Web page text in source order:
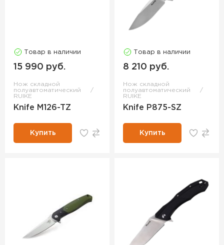
Товар в наличии
15 990 руб.
Нож складной
полуавтоматический
RUIKE
Knife M126-TZ
Купить
Товар в наличии
8 210 руб.
Нож складной
полуавтоматический
RUIKE
Knife P875-SZ
Купить